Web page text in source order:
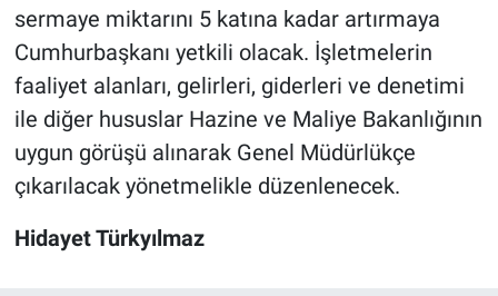
sermaye miktarını 5 katına kadar artırmaya
Cumhurbaşkanı yetkili olacak. İşletmelerin
faaliyet alanları, gelirleri, giderleri ve denetimi
ile diğer hususlar Hazine ve Maliye Bakanlığının
uygun görüşü alınarak Genel Müdürlükçe
çıkarılacak yönetmelikle düzenlenecek.
Hidayet Türkyılmaz